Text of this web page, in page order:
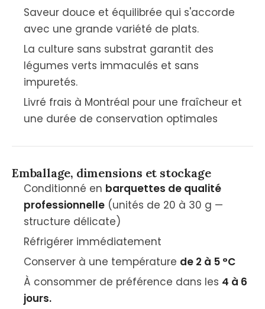
Saveur douce et équilibrée qui s'accorde
avec une grande variété de plats.
La culture sans substrat garantit des
légumes verts immaculés et sans
impuretés.
Livré frais à Montréal pour une fraîcheur et
une durée de conservation optimales
Emballage, dimensions et stockage
Conditionné en barquettes de qualité
professionnelle (unités de 20 à 30 g —
structure délicate)
Réfrigérer immédiatement
Conserver à une température de 2 à 5 °C
À consommer de préférence dans les 4 à 6
jours.